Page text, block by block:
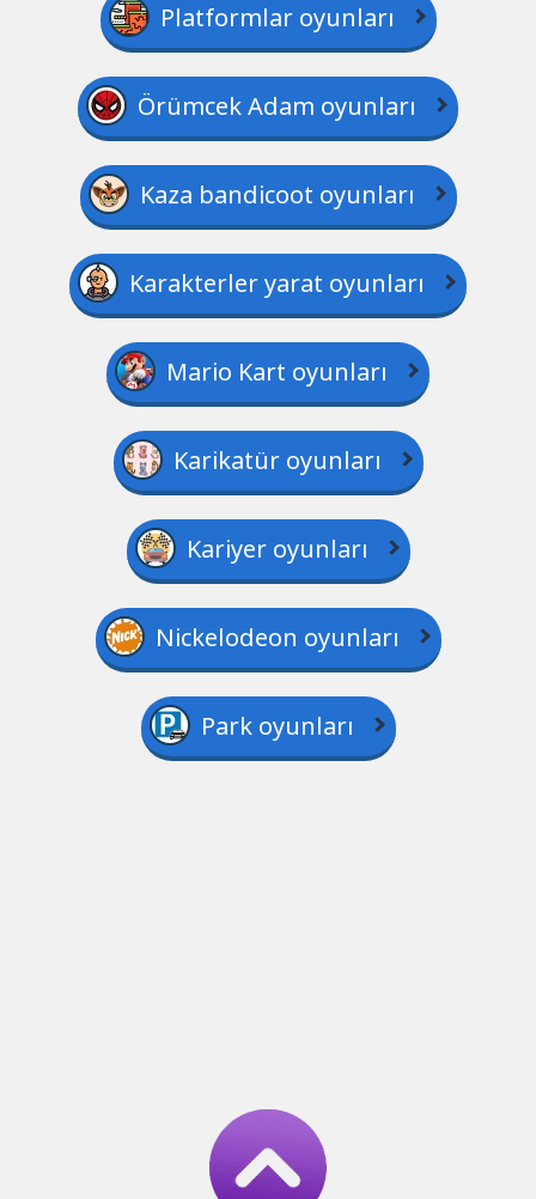
Platformlar oyunları
Örümcek Adam oyunları
Kaza bandicoot oyunları
Karakterler yarat oyunları
Mario Kart oyunları
Karikatür oyunları
Kariyer oyunları
Nickelodeon oyunları
Park oyunları